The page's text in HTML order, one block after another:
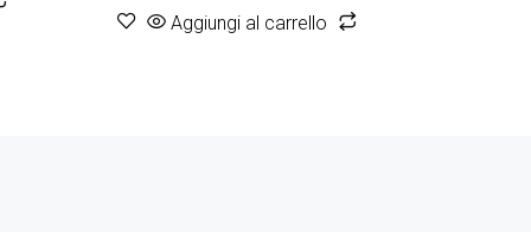
Aggiungi al carrello